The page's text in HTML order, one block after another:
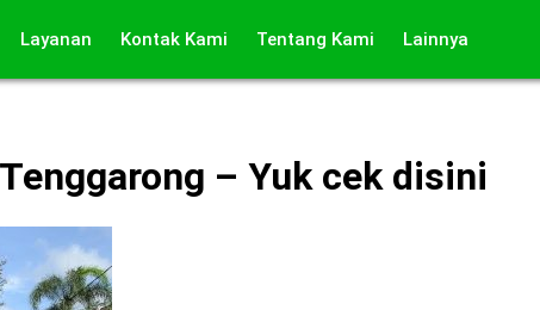
Layanan Kontak Kami Tentang Kami Lainnya
– Yuk cek disini